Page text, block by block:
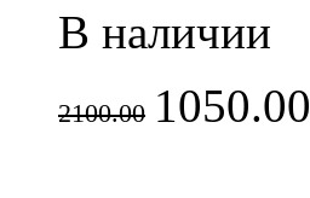
В наличии
2100.00 1050.00